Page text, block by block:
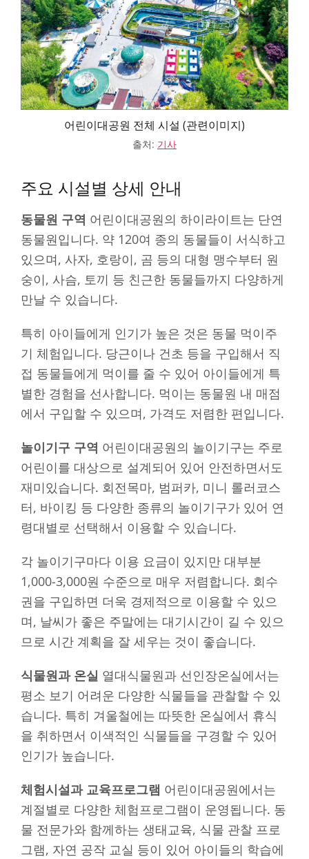
어린이대공원 전체 시설 (관련이미지)
출처: 기사
주요 시설별 상세 안내
동물원 구역 어린이대공원의 하이라이트는 단연
동물원입니다. 약 120여 종의 동물들이 서식하고
있으며, 사자, 호랑이, 곰 등의 대형 맹수부터 원
숭이, 사슴, 토끼 등 친근한 동물들까지 다양하게
만날 수 있습니다.
특히 아이들에게 인기가 높은 것은 동물 먹이주
기 체험입니다. 당근이나 건초 등을 구입해서 직
접 동물들에게 먹이를 줄 수 있어 아이들에게 특
별한 경험을 선사합니다. 먹이는 동물원 내 매점
에서 구입할 수 있으며, 가격도 저렴한 편입니다.
놀이기구 구역 어린이대공원의 놀이기구는 주로
어린이를 대상으로 설계되어 있어 안전하면서도
재미있습니다. 회전목마, 범퍼카, 미니 롤러코스
터, 바이킹 등 다양한 종류의 놀이기구가 있어 연
령대별로 선택해서 이용할 수 있습니다.
각 놀이기구마다 이용 요금이 있지만 대부분
1,000-3,000원 수준으로 매우 저렴합니다. 회수
권을 구입하면 더욱 경제적으로 이용할 수 있으
며, 날씨가 좋은 주말에는 대기시간이 길 수 있으
므로 시간 계획을 잘 세우는 것이 좋습니다.
식물원과 온실 열대식물원과 선인장온실에서는
평소 보기 어려운 다양한 식물들을 관찰할 수 있
습니다. 특히 겨울철에는 따뜻한 온실에서 휴식
을 취하면서 이색적인 식물들을 구경할 수 있어
인기가 높습니다.
체험시설과 교육프로그램 어린이대공원에서는
계절별로 다양한 체험프로그램이 운영됩니다. 동
물 전문가와 함께하는 생태교육, 식물 관찰 프로
그램, 자연 공작 교실 등이 있어 아이들의 학습에